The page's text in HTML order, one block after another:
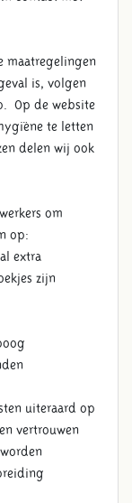
maatregelingen
is, volgen
Op de website
te letten
delen wij ook
om
op:
extra
zijn
uiteraard op
vertrouwen